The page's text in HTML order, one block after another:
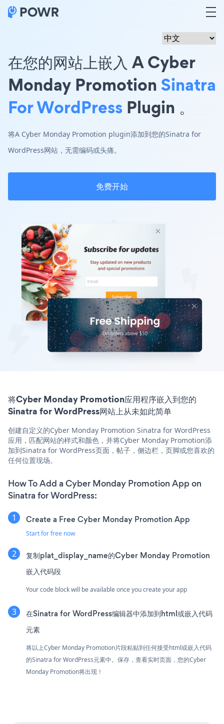
在您的网站上嵌入 A Cyber
Monday PromotionSinatra
For WordPress Plugin 。
将A Cyber Monday Promotion plugin添加到您的Sinatra for
WordPress网站，无需编码或头痛。
免费开始
将Cyber Monday Promotion应用程序嵌入到您的
Sinatra for WordPress网站上从未如此简单
创建自定义的Cyber Monday Promotion Sinatra for WordPress
应用，匹配网站的样式和颜色，并将Cyber Monday Promotion添
加到Sinatra for WordPress页面，帖子，侧边栏，页脚或您喜欢的
任何位置现场。
How To Add a Cyber Monday Promotion App on
Sinatra for WordPress:
Create a Free Cyber Monday Promotion App
Start for free now
复制plat_display_name的Cyber Monday Promotion
嵌入代码段
Your code block will be available once you create your app
在Sinatra for WordPress编辑器中添加到html或嵌入代码
元素
将以上Cyber Monday Promotion片段粘贴到任何接受html或嵌入代码
的Sinatra for WordPress元素中。保存，查看实时页面，您的Cyber
Monday Promotion将出现！